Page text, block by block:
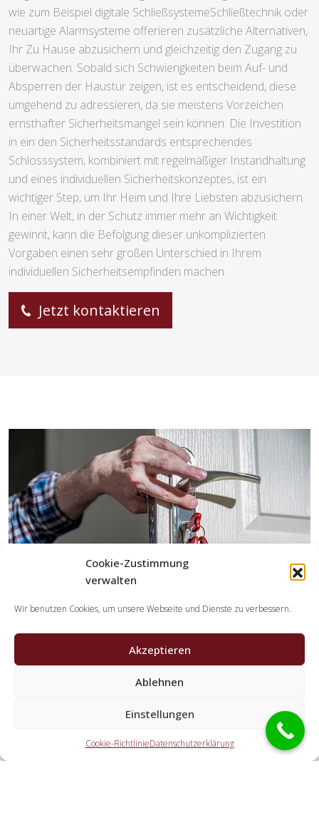
Cookie-Zustimmung
verwalten
Wir benutzen Cookies, um unsere Webseite und Dienste zu verbessern.
Akzeptieren
Ablehnen
Einstellungen
Cookie-RichtlinieDatenschutzerklärung
wie zum Beispiel digitale SchließsystemeSchließtechnik oder
neuartige Alarmsysteme offerieren zusätzliche Alternativen,
Ihr Zu Hause abzusichern und gleichzeitig den Zugang zu
überwachen. Sobald sich Schwierigkeiten beim Auf- und
Absperren der Haustür zeigen, ist es entscheidend, diese
umgehend zu adressieren, da sie meistens Vorzeichen
ernsthafter Sicherheitsmängel sein können. Die Investition
in ein den Sicherheitsstandards entsprechendes
Schlosssystem, kombiniert mit regelmäßiger Instandhaltung
und eines individuellen Sicherheitskonzeptes, ist ein
wichtiger Step, um Ihr Heim und Ihre Liebsten abzusichern.
In einer Welt, in der Schutz immer mehr an Wichtigkeit
gewinnt, kann die Befolgung dieser unkomplizierten
Vorgaben einen sehr großen Unterschied in Ihrem
individuellen Sicherheitsempfinden machen.
Jetzt kontaktieren
Welche Tätigkeiten erledigen die
Die Kooperationspartner übernehmen alle Aufgaben, die
Sie von einem Schlüsselservice erwarten. Hierzu zählt die